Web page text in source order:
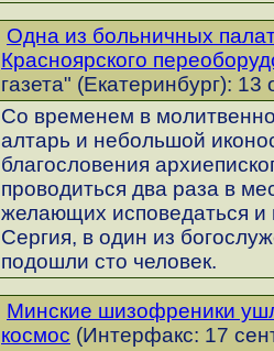
Одна из больничных
Красноярского
газета" (Екатеринбург): 13
Со временем в
алтарь и небольшой
благословения
проводиться два раза в
желающих исповедаться и
Сергия, в один из
подошли сто человек.
Минские шизофреники
космос (Интерфакс: 17